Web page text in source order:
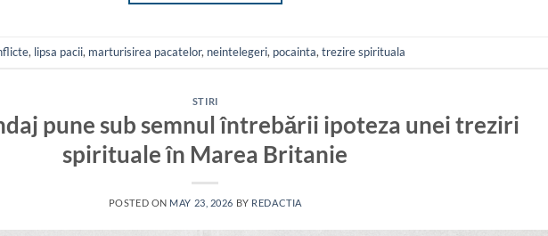
, lipsa pacii, marturisirea pacatelor, neintelegeri, pocainta, trezire spirituala
STIRI
pune sub semnul întrebării ipoteza unei treziri
spirituale în Marea Britanie
POSTED ON MAY 23, 2026 BY REDACTIA